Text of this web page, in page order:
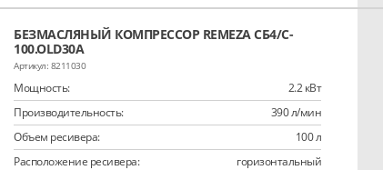
БЕЗМАСЛЯНЫЙ КОМПРЕССОР REMEZA СБ4/C-
100.OLD30A
8211030
Мощность:
2.2 кВт
Производительность:
390 л/мин
Объем ресивера:
100 л
Расположение ресивера:
горизонтальный